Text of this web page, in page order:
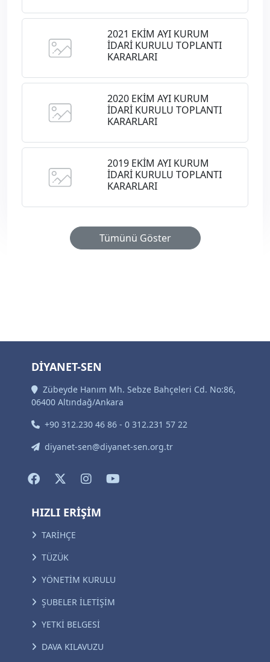
2021 EKİM AYI KURUM
İDARİ KURULU TOPLANTI
KARARLARI
2020 EKİM AYI KURUM
İDARİ KURULU TOPLANTI
KARARLARI
2019 EKİM AYI KURUM
İDARİ KURULU TOPLANTI
KARARLARI
Tümünü Göster
DİYANET-SEN
Zübeyde Hanım Mh. Sebze Bahçeleri Cd. No:86,
06400 Altındağ/Ankara
+90 312.230 46 86 - 0 312.231 57 22
diyanet-sen@diyanet-sen.org.tr
HIZLI ERİŞİM
TARİHÇE
TÜZÜK
YÖNETİM KURULU
ŞUBELER İLETİŞİM
YETKİ BELGESİ
DAVA KILAVUZU